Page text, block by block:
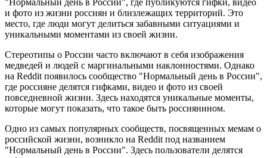
и фото из жизни россиян и близлежащих территорий. Это
место, где люди могут делиться забавными ситуациями и
уникальными моментами из своей жизни.
Стереотипы о России часто включают в себя изображения
медведей и людей с маргинальными наклонностями. Однако
на Reddit появилось сообщество "Нормальный день в России",
где россияне делятся гифками, видео и фото из своей
повседневной жизни. Здесь находятся уникальные моменты,
которые могут показать, что такое быть россиянином.
Одно из самых популярных сообществ, посвященных мемам о
российской жизни, возникло на Reddit под названием
"Нормальный день в России". Здесь пользователи делятся